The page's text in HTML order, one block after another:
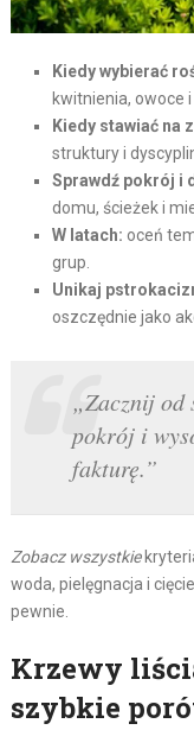
Kiedy wybierać
kwitnienia, owoce
Kiedy stawiać na
struktury i
Sprawdź pokrój i
domu, ścieżek i
W latach: oceń
grup.
Unikaj
oszczędnie jako
„Zacznij
pokrój i
fakturę.”
Zobacz wszystkie
woda, pielęgnacja i
pewnie.
Krzewy
szybkie